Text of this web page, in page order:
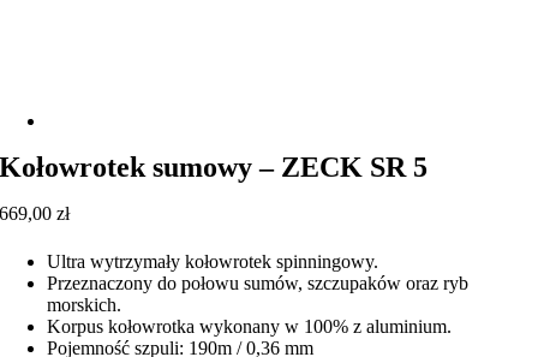
Kołowrotek sumowy – ZECK SR 5
669,00zł
Ultra wytrzymały kołowrotek spinningowy.
Przeznaczony do połowu sumów, szczupaków oraz ryb
morskich.
Korpus kołowrotka wykonany w 100% z aluminium.
Pojemność szpuli: 190m / 0,36 mm